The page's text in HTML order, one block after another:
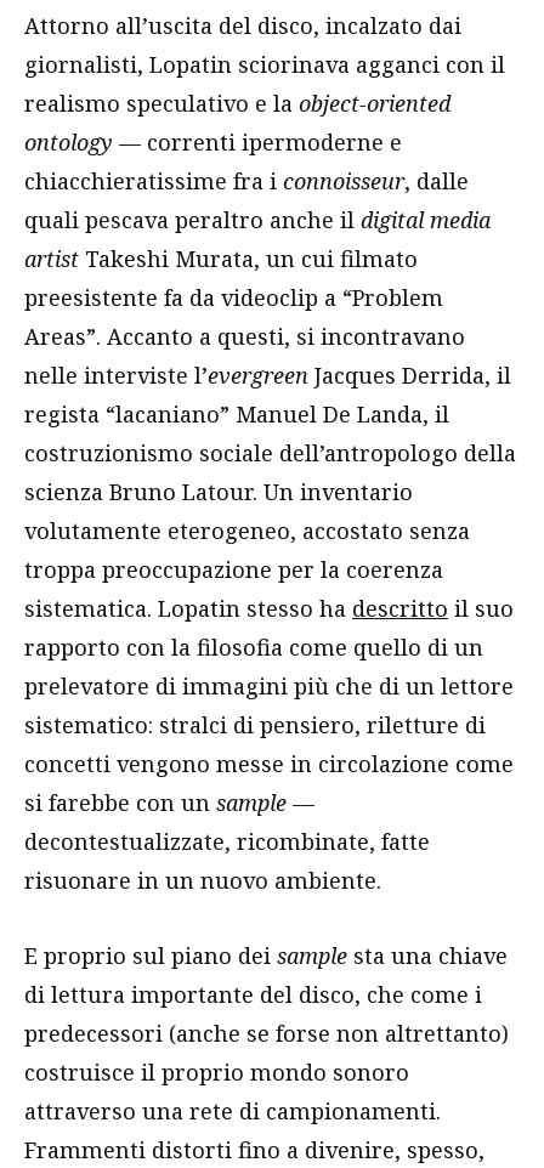
Attorno all’uscita del disco, incalzato dai
giornalisti, Lopatin sciorinava agganci con il
realismo speculativo e la object-oriented
ontology — correnti ipermoderne e
chiacchieratissime fra i connoisseur, dalle
quali pescava peraltro anche il digital media
artist Takeshi Murata, un cui filmato
preesistente fa da videoclip a “Problem
Areas”. Accanto a questi, si incontravano
nelle interviste l’evergreen Jacques Derrida, il
regista “lacaniano” Manuel De Landa, il
costruzionismo sociale dell’antropologo della
scienza Bruno Latour. Un inventario
volutamente eterogeneo, accostato senza
troppa preoccupazione per la coerenza
sistematica. Lopatin stesso ha descritto il suo
rapporto con la filosofia come quello di un
prelevatore di immagini più che di un lettore
sistematico: stralci di pensiero, riletture di
concetti vengono messe in circolazione come
si farebbe con un sample —
decontestualizzate, ricombinate, fatte
risuonare in un nuovo ambiente.
E proprio sul piano dei sample sta una chiave
di lettura importante del disco, che come i
predecessori (anche se forse non altrettanto)
costruisce il proprio mondo sonoro
attraverso una rete di campionamenti.
Frammenti distorti fino a divenire, spesso,